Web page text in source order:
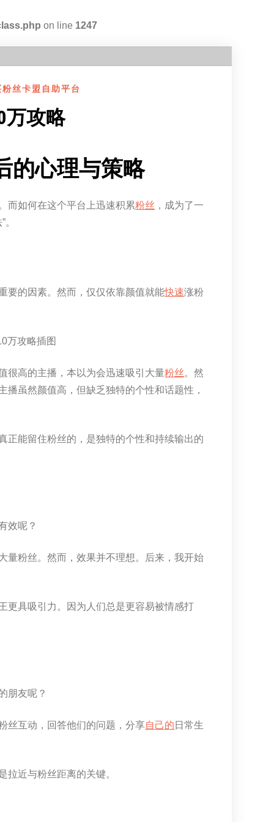
on line 1247
丝卡盟自助平台
万攻略
的心理与策略
而如何在这个平台上迅速积累粉丝 ，成为了一
要的因素。然而，仅仅依靠颜值就能快速涨粉
很高的主播，本以为会迅速吸引大量粉丝。然
虽然颜值高，但缺乏独特的个性和话题性，
正能留住粉丝的，是独特的个性和持续输出的
效呢？
量粉丝。然而，效果并不理想。后来，我开始
更具吸引力。因为人们总是更容易被情感打
朋友呢？
丝互动，回答他们的问题，分享自己的 日常生
拉近与粉丝距离的关键。